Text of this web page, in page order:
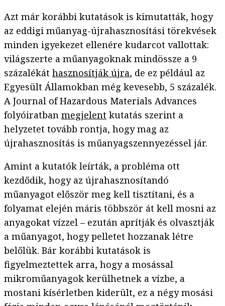
Azt már korábbi kutatások is kimutatták, hogy
az eddigi műanyag-újrahasznosítási törekvések
minden igyekezet ellenére kudarcot vallottak:
világszerte a műanyagoknak mindössze a 9
százalékát hasznosítják újra, de ez például az
Egyesült Államokban még kevesebb, 5 százalék.
A Journal of Hazardous Materials Advances
folyóiratban megjelent kutatás szerint a
helyzetet tovább rontja, hogy mag az
újrahasznosítás is műanyagszennyezéssel jár.
Amint a kutatók leírták, a probléma ott
kezdődik, hogy az újrahasznosítandó
műanyagot először meg kell tisztítani, és a
folyamat elején máris többször át kell mosni az
anyagokat vízzel – ezután aprítják és olvasztják
a műanyagot, hogy pelletet hozzanak létre
belőlük. Bár korábbi kutatások is
figyelmeztettek arra, hogy a mosással
mikroműanyagok kerülhetnek a vízbe, a
mostani kísérletben kiderült, ez a négy mosási